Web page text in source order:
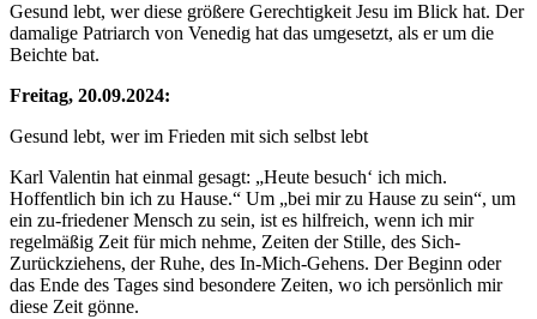
Gesund lebt, wer diese größere Gerechtigkeit Jesu im Blick hat. Der
damalige Patriarch von Venedig hat das umgesetzt, als er um die
Beichte bat.
Freitag, 20.09.2024:
Gesund lebt, wer im Frieden mit sich selbst lebt
Karl Valentin hat einmal gesagt: „Heute besuch‘ ich mich.
Hoffentlich bin ich zu Hause.“ Um „bei mir zu Hause zu sein“, um
ein zu-friedener Mensch zu sein, ist es hilfreich, wenn ich mir
regelmäßig Zeit für mich nehme, Zeiten der Stille, des Sich-
Zurückziehens, der Ruhe, des In-Mich-Gehens. Der Beginn oder
das Ende des Tages sind besondere Zeiten, wo ich persönlich mir
diese Zeit gönne.